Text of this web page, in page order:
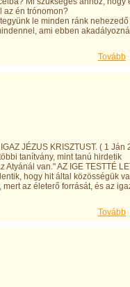
az én trónomon?
le minden ránk nehezedő
ami ebben
Tovább
JÉZUS KRISZTUST. ( 1 Ján
tanítvány, mint tanú hirdetik
Atyánál van." AZ IGE TESTTÉ
hogy hit által közösségük
az életerő forrását, és az
Tovább